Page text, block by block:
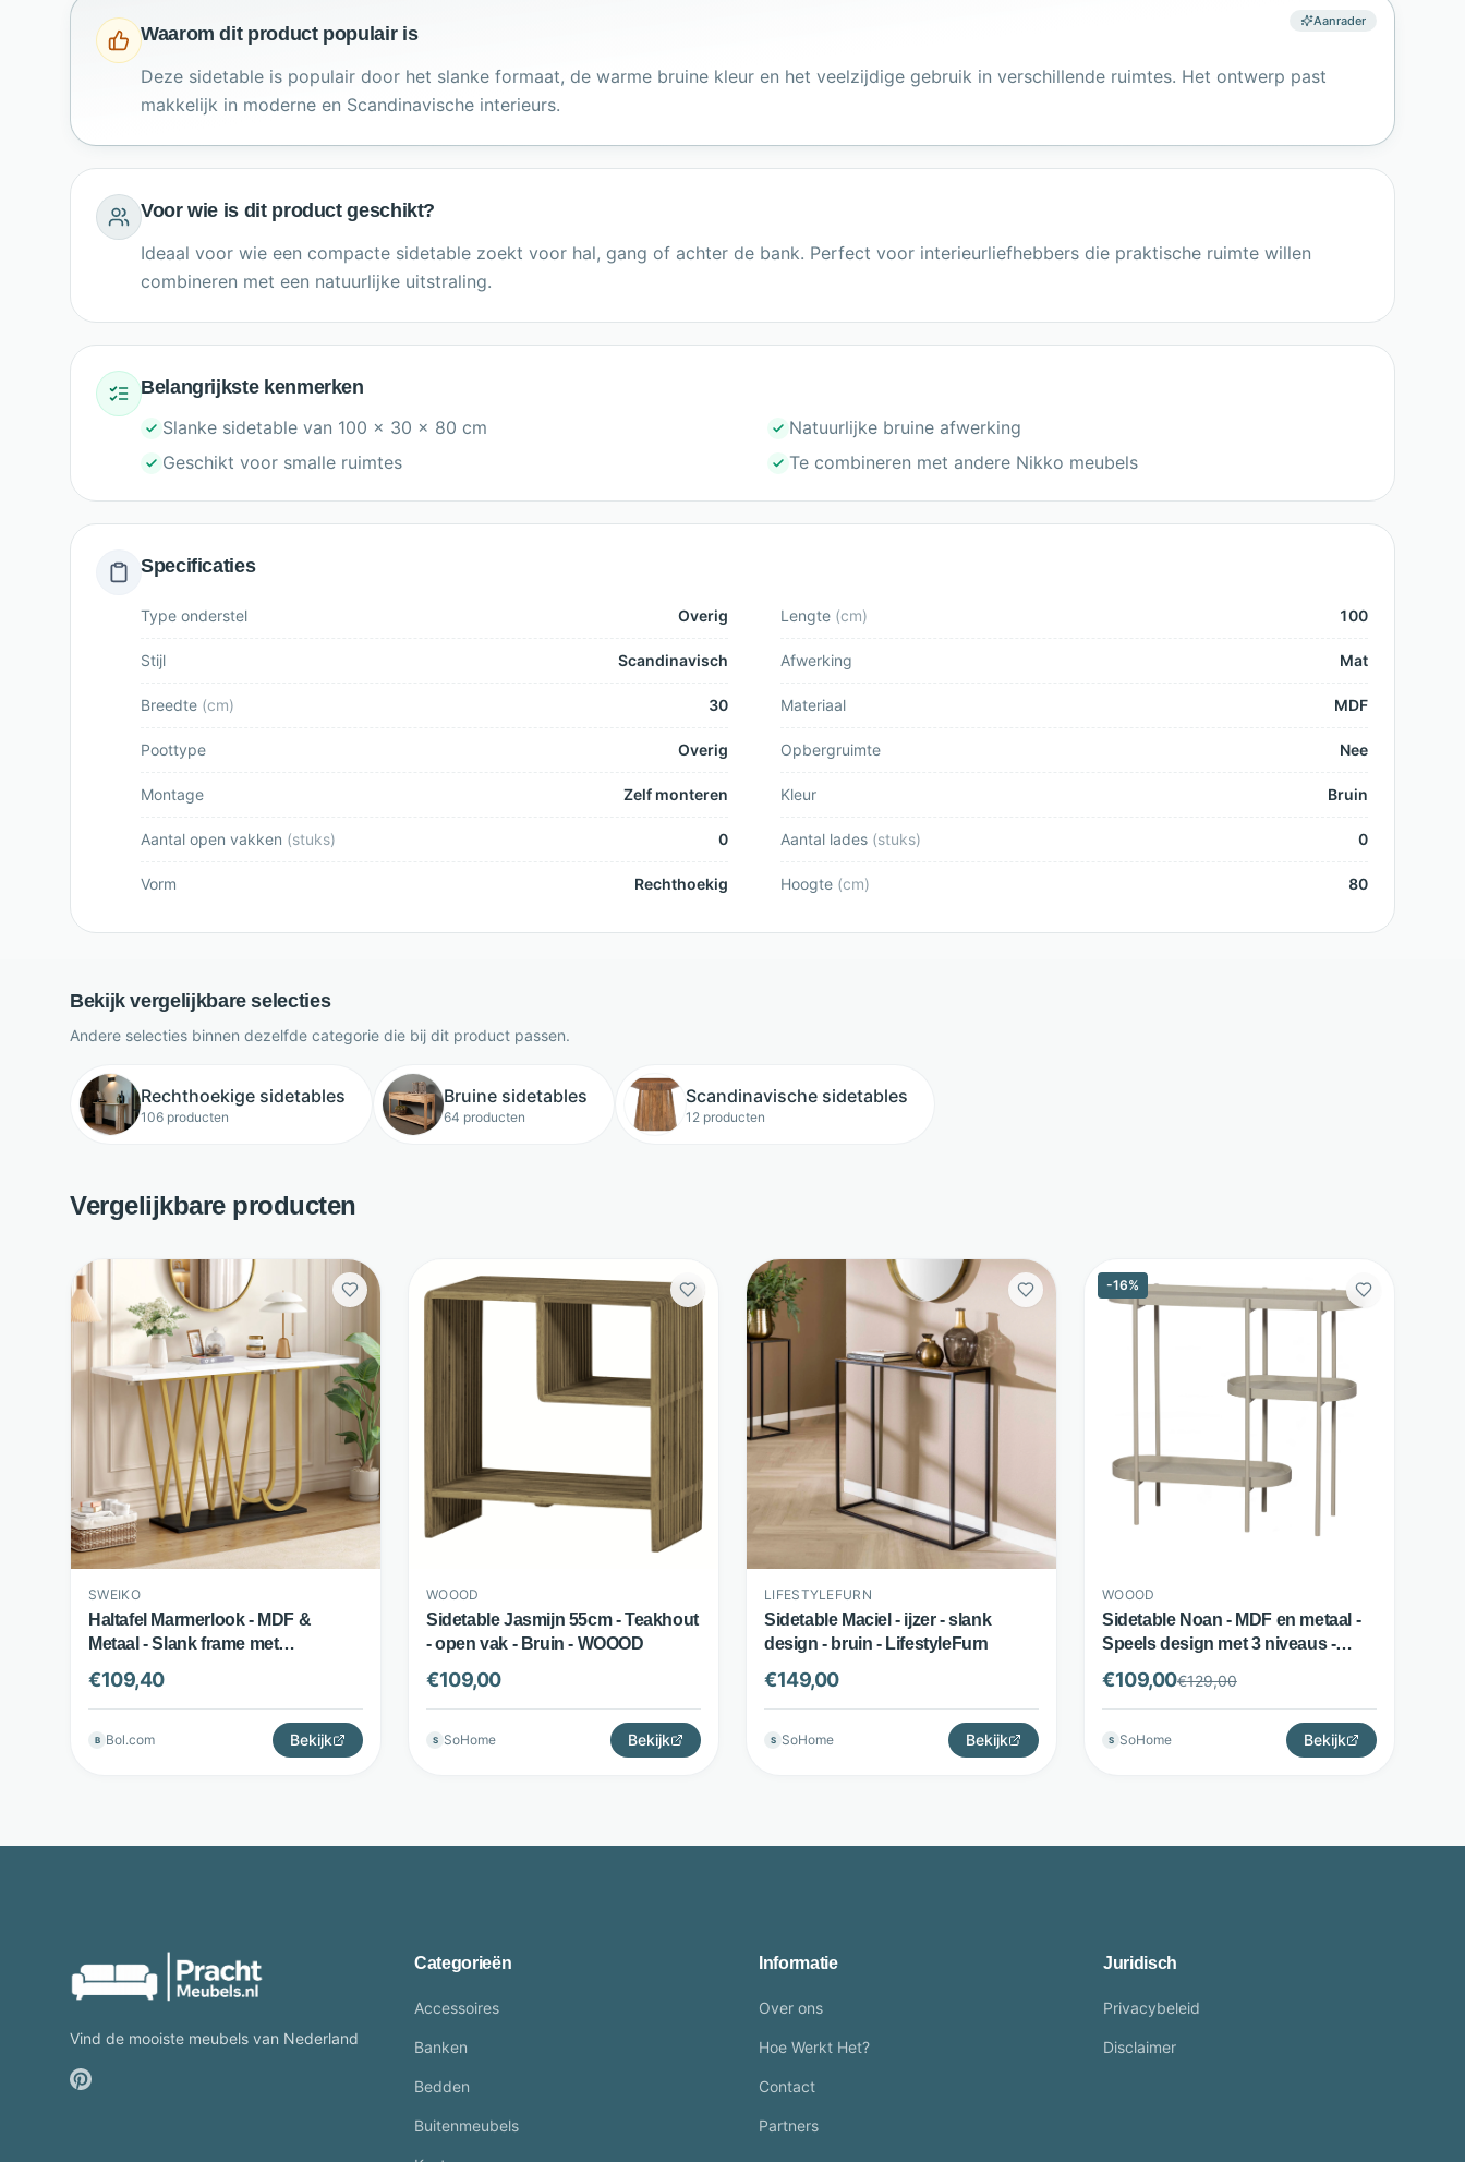
Aanrader
Waarom dit product populair is
Deze sidetable is populair door het slanke formaat, de warme bruine kleur en het veelzijdige gebruik in verschillende ruimtes. Het ontwerp past
makkelijk in moderne en Scandinavische interieurs.
Voor wie is dit product geschikt?
Ideaal voor wie een compacte sidetable zoekt voor hal, gang of achter de bank. Perfect voor interieurliefhebbers die praktische ruimte willen
combineren met een natuurlijke uitstraling.
Belangrijkste kenmerken
Slanke sidetable van 100 x 30 x 80 cm
Natuurlijke bruine afwerking
Geschikt voor smalle ruimtes
Te combineren met andere Nikko meubels
Specificaties
Type onderstel Overig Lengte (cm) 100
Stijl Scandinavisch Afwerking Mat
Breedte (cm) 30 Materiaal MDF
Poottype Overig Opbergruimte Nee
Montage Zelf monteren Kleur Bruin
Aantal open vakken (stuks) 0 Aantal lades (stuks) 0
Vorm Rechthoekig Hoogte (cm) 80
Bekijk vergelijkbare selecties
Andere selecties binnen dezelfde categorie die bij dit product passen.
Rechthoekige sidetables
106 producten
Bruine sidetables
64 producten
Scandinavische sidetables
12 producten
Vergelijkbare producten
SWEIKO
Haltafel Marmerlook - MDF &
Metaal - Slank frame met
marmerlook blad - Wit Goud -
Sweiko
€109,40
B Bol.com Bekijk
WOOOD
Sidetable Jasmijn 55cm - Teakhout
- open vak - Bruin - WOOOD
€109,00
S SoHome Bekijk
LIFESTYLEFURN
Sidetable Maciel - ijzer - slank
design - bruin - LifestyleFurn
€149,00
S SoHome Bekijk
-16%
WOOOD
Sidetable Noan - MDF en metaal -
Speels design met 3 niveaus -
Beige - WOOOD
€109,00€129,00
S SoHome Bekijk
Vind de mooiste meubels van Nederland
Categorieën
Accessoires
Banken
Bedden
Buitenmeubels
Informatie
Over ons
Hoe Werkt Het?
Contact
Partners
Juridisch
Privacybeleid
Disclaimer